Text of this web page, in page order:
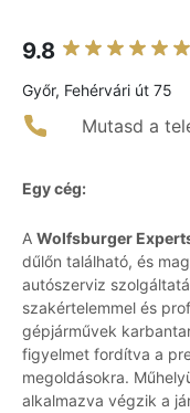
9.8
Győr, Fehérvári út 75
Mutasd a
Egy cég:
A Wolfsburger
dűlőn található, és
autószerviz
szakértelemmel és
gépjárművek
figyelmet fordítva a
megoldásokra.
alkalmazva végzik a